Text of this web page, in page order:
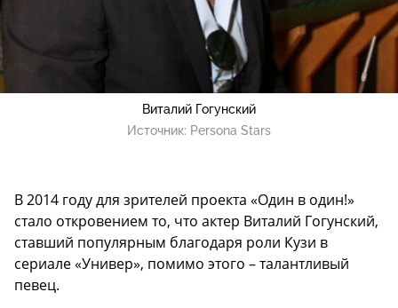
Виталий Гогунский
Источник: Persona Stars
В 2014 году для зрителей проекта «Один в один!»
стало откровением то, что актер Виталий Гогунский,
ставший популярным благодаря роли Кузи в
сериале «Универ», помимо этого – талантливый
певец.